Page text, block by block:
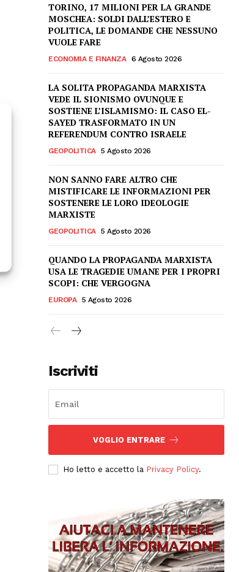
TORINO, 17 MILIONI PER LA GRANDE
MOSCHEA: SOLDI DALL’ESTERO E
POLITICA, LE DOMANDE CHE NESSUNO
VUOLE FARE
ECONOMIA E FINANZA 6 Agosto 2026
LA SOLITA PROPAGANDA MARXISTA
VEDE IL SIONISMO OVUNQUE E
SOSTIENE L’ISLAMISMO: IL CASO EL-
SAYED TRASFORMATO IN UN
REFERENDUM CONTRO ISRAELE
GEOPOLITICA 5 Agosto 2026
NON SANNO FARE ALTRO CHE
MISTIFICARE LE INFORMAZIONI PER
SOSTENERE LE LORO IDEOLOGIE
MARXISTE
GEOPOLITICA 5 Agosto 2026
QUANDO LA PROPAGANDA MARXISTA
USA LE TRAGEDIE UMANE PER I PROPRI
SCOPI: CHE VERGOGNA
EUROPA 5 Agosto 2026
Iscriviti
VOGLIO ENTRARE
Ho letto e accetto la Privacy Policy.